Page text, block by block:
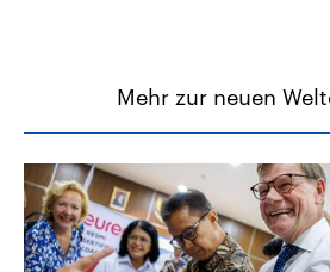
Mehr zur neuen